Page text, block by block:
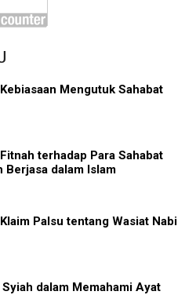
Mengutuk Sahabat
terhadap Para Sahabat
Berjasa dalam Islam
Palsu tentang Wasiat Nabi
Syiah dalam Memahami Ayat